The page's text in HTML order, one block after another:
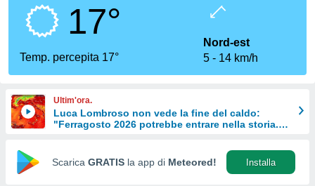
per
le
di
Web
17°
Temp. percepita 17°
Nord-est
5
14 km/h
Ultim'ora.
Luca Lombroso non vede la fine del caldo:
"Ferragosto 2026 potrebbe entrare nella storia.
Scarica GRATIS la app di Meteored! Installa